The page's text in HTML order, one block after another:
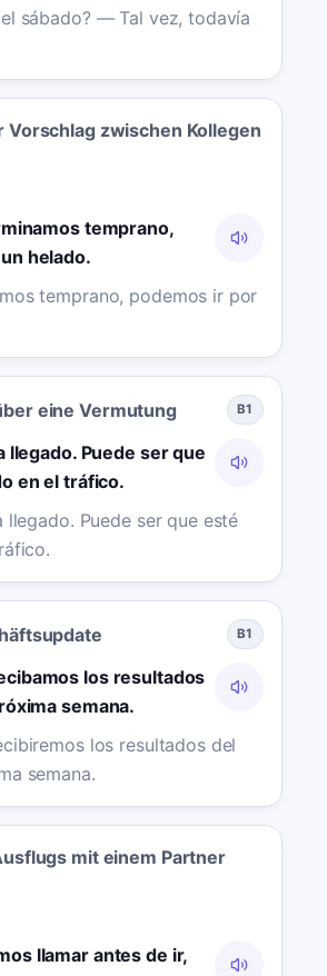
sábado? — Tal vez, todavía
Vorschlag zwischen Kollegen
temprano,
helado.
temprano, podemos ir por
eine Vermutung B1
llegado. Puede ser que
en el tráfico.
llegado. Puede ser que esté
B1
los resultados
semana.
los resultados del
semana.
mit einem Partner
llamar antes de ir,